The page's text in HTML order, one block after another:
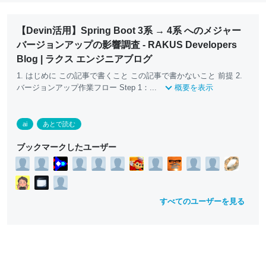
【Devin活用】Spring Boot 3系 → 4系 へのメジャー
バージョンアップの影響調査 - RAKUS Developers
Blog | ラクス エンジニアブログ
1. はじめに この記事で書くこと この記事で書かないこと 前提 2.
バージョンアップ作業フロー Step 1：...
概要を表示
ai あとで読む
ブックマークしたユーザー
すべてのユーザーを見る